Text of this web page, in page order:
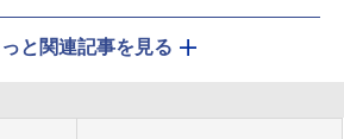
っと関連記事を見る